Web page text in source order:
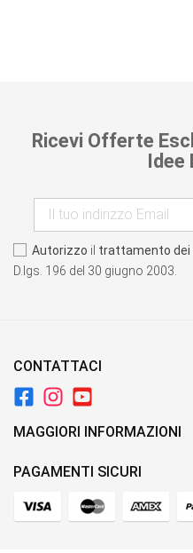
Ricevi Offerte
Idee
Autorizzo il trattamento dei
D.lgs. 196 del 30 giugno 2003.
CONTATTACI
MAGGIORI INFORMAZIONI
PAGAMENTI SICURI